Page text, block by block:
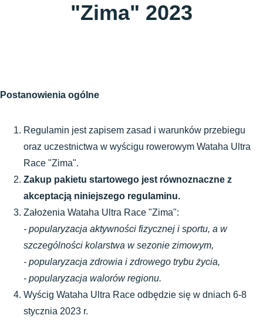
Postanowienia ogólne
Regulamin jest zapisem zasad i warunków przebiegu
oraz uczestnictwa w wyścigu rowerowym Wataha Ultra
Race "Zima".
Zakup pakietu startowego jest równoznaczne z
akceptacją niniejszego regulaminu.
Założenia Wataha Ultra Race "Zima":
- popularyzacja aktywności fizycznej i sportu, a w
szczególności kolarstwa w sezonie zimowym,
- popularyzacja zdrowia i zdrowego trybu życia,
- popularyzacja walorów regionu.
Wyścig Wataha Ultra Race odbędzie się w dniach 6-8
stycznia 2023 r.
"Zima" 2023